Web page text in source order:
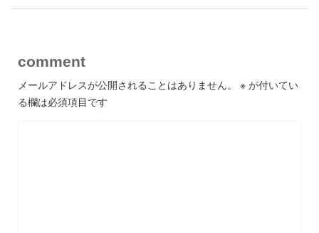
comment
メールアドレスが公開されることはありません。 ※ が付いてい
る欄は必須項目です